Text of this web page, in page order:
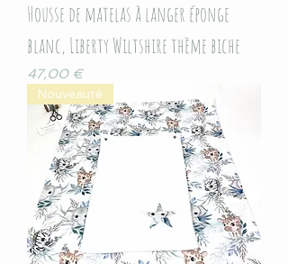
Housse de matelas à langer éponge
blanc, Liberty Wiltshire thème biche
Prix
47,00 €
Nouveauté